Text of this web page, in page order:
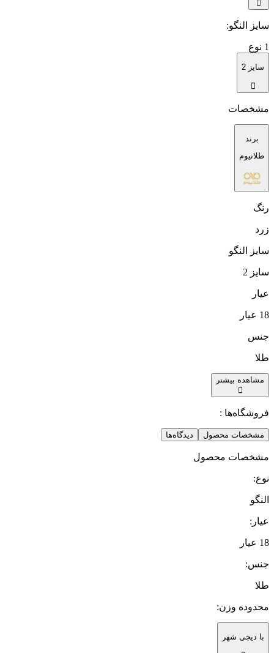
سایز النگو:
1 نوع
سایز 2
مشخصات
برند
طلانیوم
رنگ
زرد
سایز النگو
سایز 2
عیار
18 عیار
جنس
طلا
مشاهده بیشتر
فروشگاه‌ها :
مشخصات محصول دیدگاه‌ها
مشخصات محصول
نوع:
النگو
عیار :
18 عیار
جنس:
طلا
محدوده وزن:
با دیجی شهر